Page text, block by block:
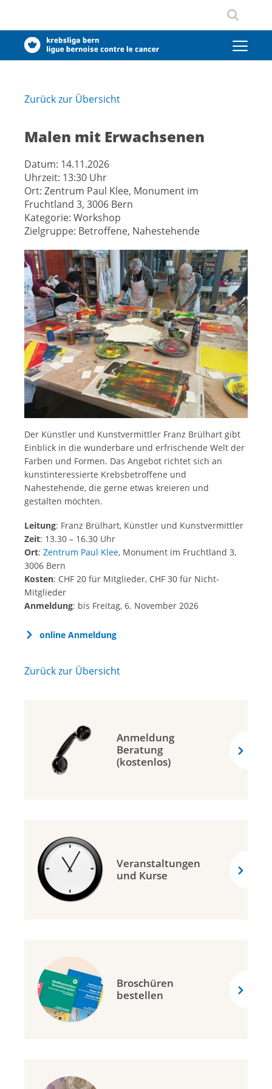
Zurück zur Übersicht
Malen mit Erwachsenen
Datum: 14.11.2026
Uhrzeit: 13:30 Uhr
Ort: Zentrum Paul Klee, Monument im
Fruchtland 3, 3006 Bern
Kategorie: Workshop
Zielgruppe: Betroffene, Nahestehende
Der Künstler und Kunstvermittler Franz Brülhart gibt
Einblick in die wunderbare und erfrischende Welt der
Farben und Formen. Das Angebot richtet sich an
kunstinteressierte Krebsbetroffene und
Nahestehende, die gerne etwas kreieren und
gestalten möchten.
Leitung: Franz Brülhart, Künstler und Kunstvermittler
Zeit: 13.30 – 16.30 Uhr
Ort: Zentrum Paul Klee, Monument im Fruchtland 3,
3006 Bern
Kosten: CHF 20 für Mitglieder, CHF 30 für Nicht-
Mitglieder
Anmeldung: bis Freitag, 6. November 2026
online Anmeldung
Zurück zur Übersicht
Anmeldung
Beratung
(kostenlos)
Veranstaltungen
und Kurse
Broschüren
bestellen